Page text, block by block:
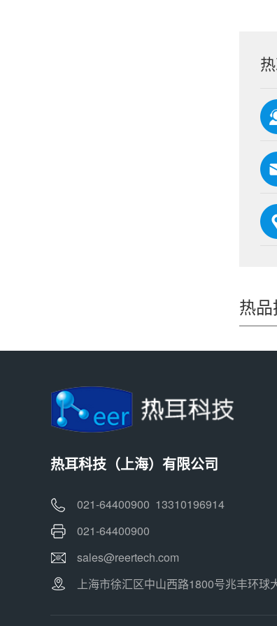
热
热耳科技（上海）有限公司
021-64400900 13310196914
021-64400900
sales@reertech.com
上海市徐汇区中山西路1800号兆丰环球